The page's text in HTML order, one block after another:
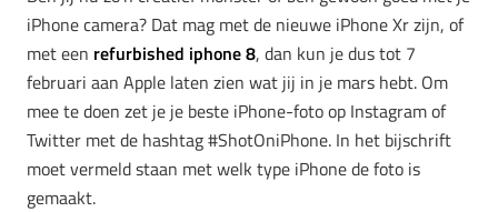
iPhone camera? Dat mag met de nieuwe iPhone Xr zijn, of
met een refurbished iphone 8, dan kun je dus tot 7
februari aan Apple laten zien wat jij in je mars hebt. Om
mee te doen zet je je beste iPhone-foto op Instagram of
Twitter met de hashtag #ShotOniPhone. In het bijschrift
moet vermeld staan met welk type iPhone de foto is
gemaakt.